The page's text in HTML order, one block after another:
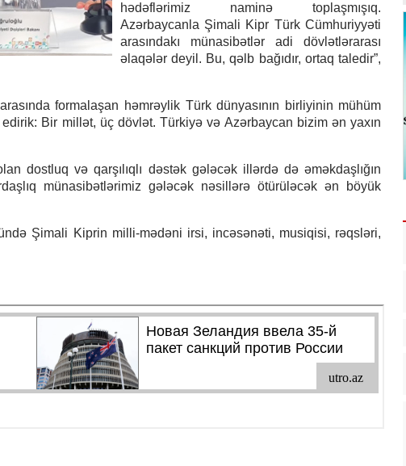
hədəflərimiz naminə toplaşmışıq.
Azərbaycanla Şimali Kipr Türk Cümhuriyyəti
arasındakı münasibətlər adi dövlətlərarası
əlaqələr deyil. Bu, qəlb bağıdır, ortaq taledir”,
formalaşan həmrəylik Türk dünyasının birliyinin mühüm
Bir millət, üç dövlət. Türkiyə və Azərbaycan bizim ən yaxın
dostluq və qarşılıqlı dəstək gələcək illərdə də əməkdaşlığın
münasibətlərimiz gələcək nəsillərə ötürüləcək ən böyük
Şimali Kiprin milli-mədəni irsi, incəsənəti, musiqisi, rəqsləri,